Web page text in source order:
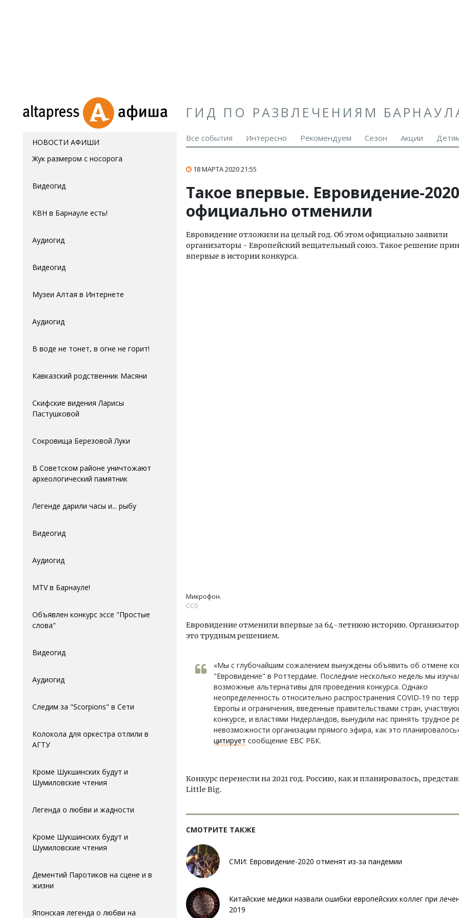
ГИД ПО РАЗВЛЕЧЕНИЯМ
НОВОСТИ АФИШИ Все события Интересно Рекомендуем Сезон Акции
Жук размером с носорога
Видеогид
КВН в Барнауле есть!
Аудиогид
Видеогид
Музеи Алтая в Интернете
Аудиогид
В воде не тонет, в огне не горит!
Кавказский родственник Масяни
Скифские видения Ларисы
Пастушковой
Сокровища Березовой Луки
В Советском районе уничтожают
археологический памятник
Легенде дарили часы и... рыбу
Видеогид
Аудиогид
MTV в Барнауле!
Объявлен конкурс эссе "Простые
слова"
Видеогид
Аудиогид
Следим за "Scorpions" в Сети
Колокола для оркестра отлили в
АГTУ
Кроме Шукшинских будут и
Шумиловские чтения
Легенда о любви и жадности
Кроме Шукшинских будут и
Шумиловские чтения
Дементий Паротиков на сцене и в
жизни
Японская легенда о любви на
18 МАРТА 2020 21:55
Такое впервые. Евровидение-2020
официально отменили
Евровидение отложили на целый год. Об этом официально заявили
организаторы - Европейский вещательный союз. Такое решение
впервые в истории конкурса.
Микрофон.
СС0
Евровидение отменили впервые за 64-летнюю историю.
это трудным решением.
«Мы с глубочайшим сожалением вынуждены объявить об отмене
"Евровидение" в Роттердаме. Последние несколько недель мы
возможные альтернативы для проведения конкурса. Однако
неопределенность относительно распространения COVID-19 по
Европы и ограничения, введенные правительствами стран,
конкурсе, и властями Нидерландов, вынудили нас принять трудное
невозможности организации прямого эфира, как это
цитирует сообщение ЕВС РБК.
Конкурс перенесли на 2021 год. Россию, как и планировалось,
Little Big.
СМОТРИТЕ ТАКЖЕ
СМИ: Евровидение-2020 отменят из-за пандемии
Китайские медики назвали ошибки европейских коллег при
2019